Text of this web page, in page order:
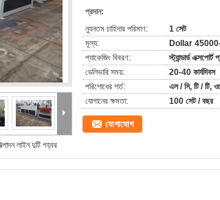
লাইন দুটি গহ্বর
প্রদান:
ন্যূনতম চাহিদার পরিমাণ:
1 সেট
মূল্য:
Dollar
প্যাকেজিং বিবরণ:
স্ট্যান্ডার্ড এক্সপোর্ট
ডেলিভারি সময়:
20-40 কার্যদিবস
পরিশোধের শর্ত:
এল / সি, টি / টি,
যোগানের ক্ষমতা:
100 সেট / বছর
যোগাযোগ